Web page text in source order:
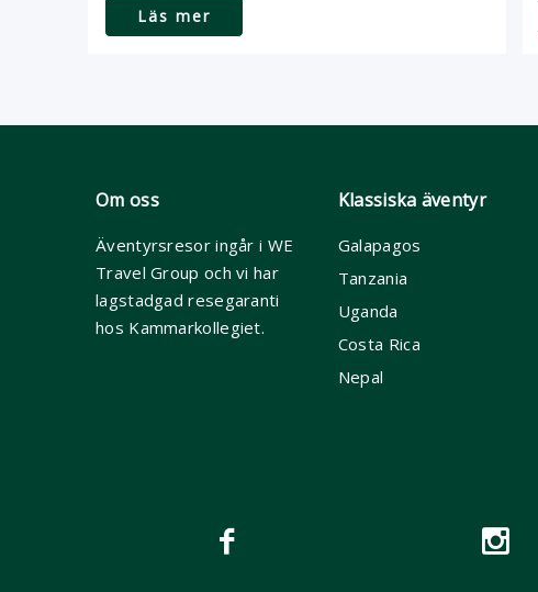
Läs mer
Om oss
Äventyrsresor ingår i WE
Travel Group och vi har
lagstadgad resegaranti
hos Kammarkollegiet.
Klassiska äventyr
Galapagos
Tanzania
Uganda
Costa Rica
Nepal